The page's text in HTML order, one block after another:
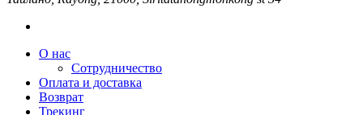
О нас
Сотрудничество
Оплата и доставка
Возврат
Трекинг